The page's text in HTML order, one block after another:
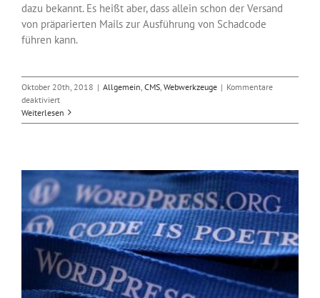
dazu bekannt. Es heißt aber, dass allein schon der Versand
von präparierten Mails zur Ausführung von Schadcode
führen kann.
Oktober 20th, 2018 | Allgemein CMS Webwerkzeuge | Kommentare
deaktiviertfür
Aufruf
zum
Weiterlesen